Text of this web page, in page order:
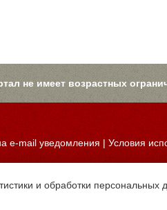
не имеет возрастных
e-mail уведомления |Условия
и обработки